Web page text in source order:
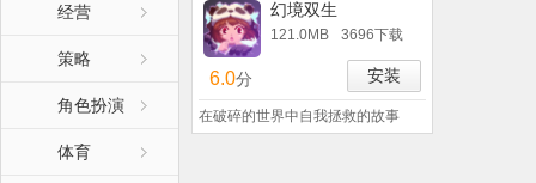
经营
策略
角色扮演
体育
幻境双生
121.0MB 3696下载
6.0分 安装
在破碎的世界中自我拯救的故事